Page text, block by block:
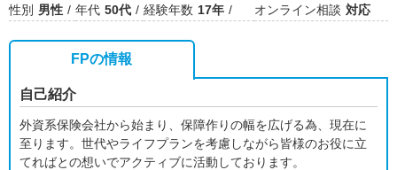
性別 男性 年代 50代 経験年数 17年 オンライン相談 対応
FPの情報
自己紹介
外資系保険会社から始まり、保障作りの幅を広げる為、現在に
至ります。世代やライフプランを考慮しながら皆様のお役に立
てればとの想いでアクティブに活動しております。